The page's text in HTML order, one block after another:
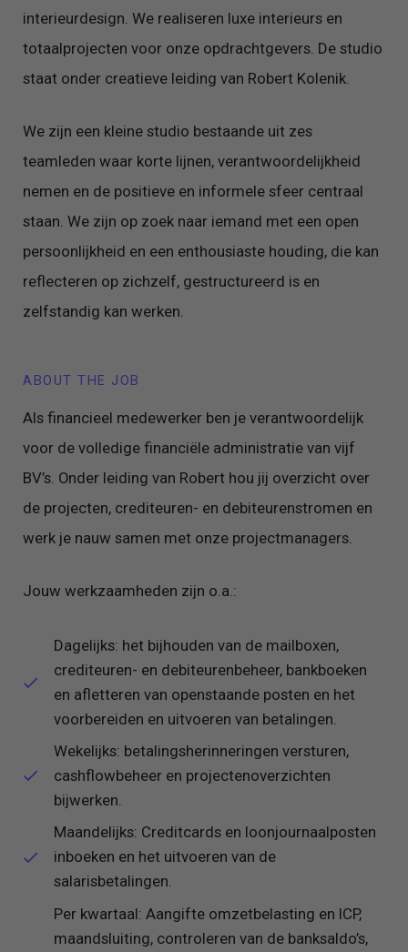
interieurdesign. We realiseren luxe interieurs en
totaalprojecten voor onze opdrachtgevers. De studio
staat onder creatieve leiding van Robert Kolenik.
We zijn een kleine studio bestaande uit zes
teamleden waar korte lijnen, verantwoordelijkheid
nemen en de positieve en informele sfeer centraal
staan. We zijn op zoek naar iemand met een open
persoonlijkheid en een enthousiaste houding, die kan
reflecteren op zichzelf, gestructureerd is en
zelfstandig kan werken.
ABOUT THE JOB
Als financieel medewerker ben je verantwoordelijk
voor de volledige financiële administratie van vijf
BV’s. Onder leiding van Robert hou jij overzicht over
de projecten, crediteuren- en debiteurenstromen en
werk je nauw samen met onze projectmanagers.
Jouw werkzaamheden zijn o.a.:
Dagelijks: het bijhouden van de mailboxen,
crediteuren- en debiteurenbeheer, bankboeken
en afletteren van openstaande posten en het
voorbereiden en uitvoeren van betalingen.
Wekelijks: betalingsherinneringen versturen,
cashflowbeheer en projectenoverzichten
bijwerken.
Maandelijks: Creditcards en loonjournaalposten
inboeken en het uitvoeren van de
salarisbetalingen.
Per kwartaal: Aangifte omzetbelasting en ICP,
maandsluiting, controleren van de banksaldo’s,